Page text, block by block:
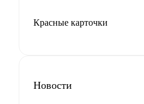
Красные карточки
Новости